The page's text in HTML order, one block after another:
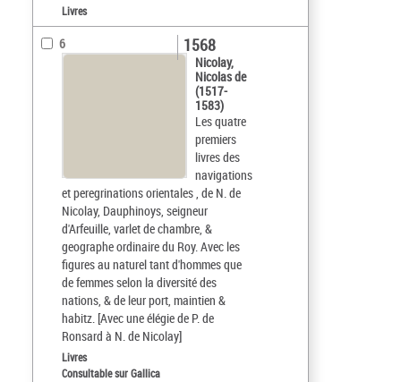
Livres
6
Nicolay,
Nicolas de
(1517-
1583)
Les quatre
premiers
livres des
navigations
et peregrinations orientales , de N. de
Nicolay, Dauphinoys, seigneur
d'Arfeuille, varlet de chambre, &
geographe ordinaire du Roy. Avec les
figures au naturel tant d'hommes que
de femmes selon la diversité des
nations, & de leur port, maintien &
habitz. [Avec une élégie de P. de
Ronsard à N. de Nicolay]
1568
Livres
Consultable sur Gallica